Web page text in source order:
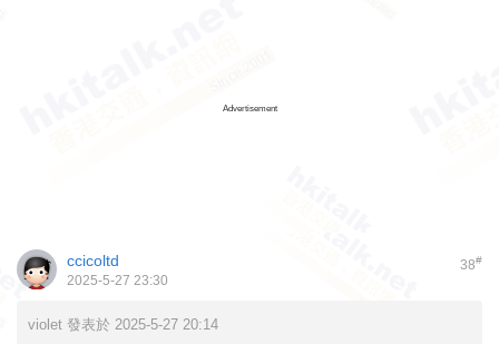
Advertisement
38#
ccicoltd
2025-5-27 23:30
violet 發表於 2025-5-27 20:14